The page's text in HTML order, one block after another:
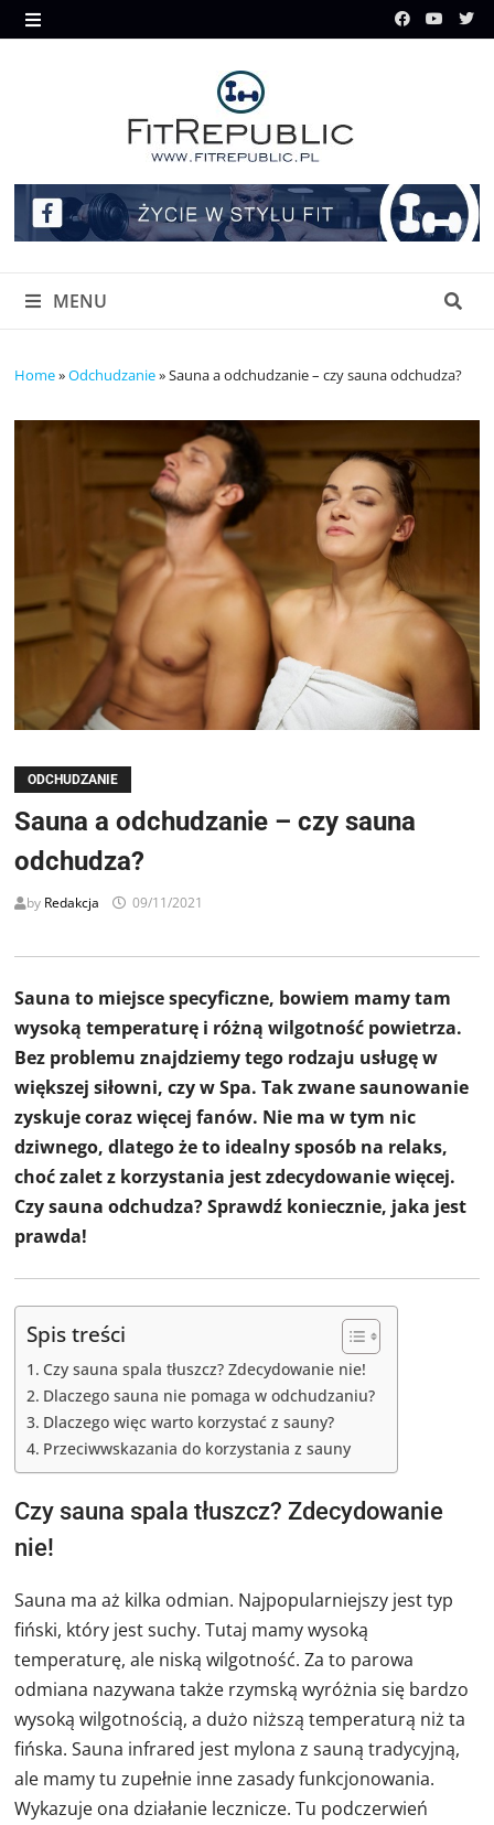
Skip
to
MENU
MENU
Home»Odchudzanie»Sauna a odchudzanie – czy sauna odchudza?
ODCHUDZANIE
Sauna a odchudzanie – czy sauna
odchudza?
by Redakcja 09/11/2021
Sauna to miejsce specyficzne, bowiem mamy tam
wysoką temperaturę i różną wilgotność powietrza.
Bez problemu znajdziemy tego rodzaju usługę w
większej siłowni, czy w Spa. Tak zwane saunowanie
zyskuje coraz więcej fanów. Nie ma w tym nic
dziwnego, dlatego że to idealny sposób na relaks,
choć zalet z korzystania jest zdecydowanie więcej.
Czy sauna odchudza? Sprawdź koniecznie, jaka jest
prawda!
Spis treści
Czy sauna spala tłuszcz? Zdecydowanie nie!
Dlaczego sauna nie pomaga w odchudzaniu?
Dlaczego więc warto korzystać z sauny?
Przeciwwskazania do korzystania z sauny
Czy sauna spala tłuszcz? Zdecydowanie
nie!
Sauna ma aż kilka odmian. Najpopularniejszy jest typ
fiński, który jest suchy. Tutaj mamy wysoką
temperaturę, ale niską wilgotność. Za to parowa
odmiana nazywana także rzymską wyróżnia się bardzo
wysoką wilgotnością, a dużo niższą temperaturą niż ta
fińska. Sauna infrared jest mylona z sauną tradycyjną,
ale mamy tu zupełnie inne zasady funkcjonowania.
Wykazuje ona działanie lecznicze. Tu podczerwień